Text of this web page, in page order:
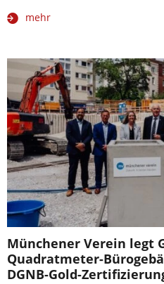
mehr
Münchener Verein legt
Quadratmeter-
DGNB-Gold-